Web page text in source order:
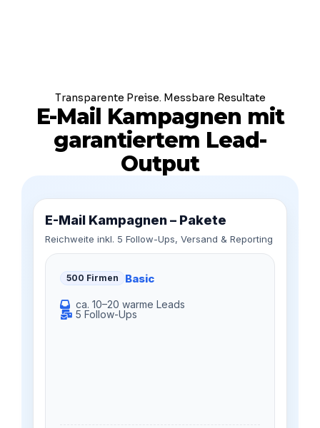
Transparente Preise. Messbare Resultate
E-Mail Kampagnen mit
garantiertem Lead-
Output
E-Mail Kampagnen – Pakete
Reichweite inkl. 5 Follow-Ups, Versand & Reporting
500 Firmen Basic
ca. 10–20 warme Leads
5 Follow-Ups